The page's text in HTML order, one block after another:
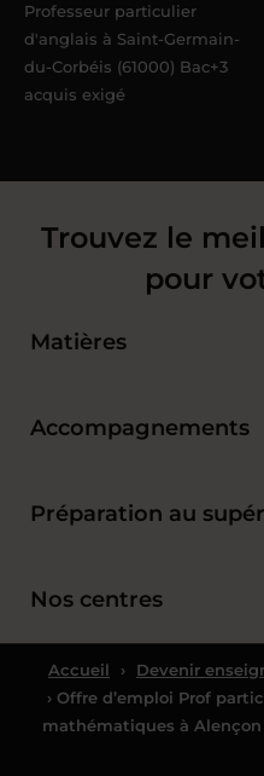
Professeur particulier
d'anglais à Saint-Germain-
du-Corbéis (61000) Bac+3
acquis exigé
Trouvez le
pour
Matières
Accompagnements
Préparation au
Nos centres
Accueil ›
Devenir
› Offre d’emploi Prof
mathématiques à Alençon